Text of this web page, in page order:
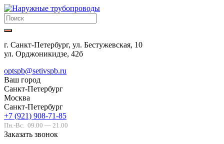
г. Санкт-Петербург, ул. Бестужевская, 10
ул. Орджоникидзе, 42б
optspb@setivspb.ru
Ваш город
Санкт-Петербург
Москва
Санкт-Петербург
+7 (921) 908-71-85
Пн.-Вс. 09.00 — 21.00
Заказать звонок